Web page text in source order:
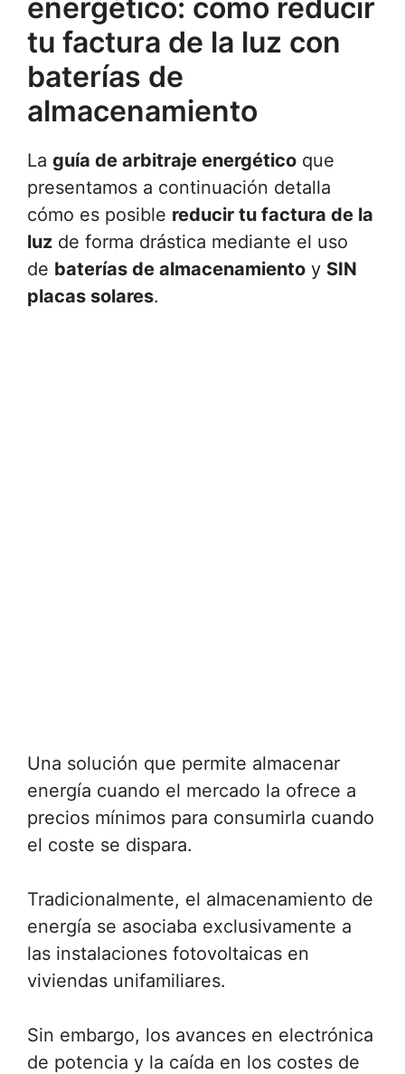
energético: como reducir
tu factura de la luz con
baterías de
almacenamiento
La guía de arbitraje energético que
presentamos a continuación detalla
cómo es posible reducir tu factura de la
luz de forma drástica mediante el uso
de baterías de almacenamiento y SIN
placas solares.
Una solución que permite almacenar
energía cuando el mercado la ofrece a
precios mínimos para consumirla cuando
el coste se dispara.
Tradicionalmente, el almacenamiento de
energía se asociaba exclusivamente a
las instalaciones fotovoltaicas en
viviendas unifamiliares.
Sin embargo, los avances en electrónica
de potencia y la caída en los costes de